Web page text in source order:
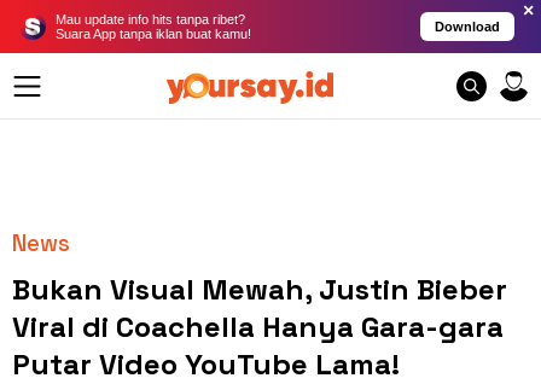
Mau update info hits tanpa ribet?
Suara App tanpa iklan buat kamu!
Download
×
News
Bukan Visual Mewah, Justin Bieber
Viral di Coachella Hanya Gara-gara
Putar Video YouTube Lama!